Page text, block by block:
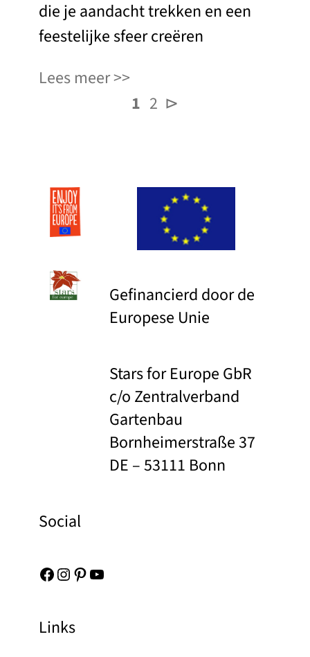
die je aandacht trekken en een
feestelijke sfeer creëren
Lees meer
1 2 ⊳
Gefinancierd door de
Europese Unie
Stars for Europe GbR
c/o Zentralverband
Gartenbau
Bornheimerstraße 37
DE – 53111 Bonn
Social
Facebook Instagram Pinterest YouTube
Links